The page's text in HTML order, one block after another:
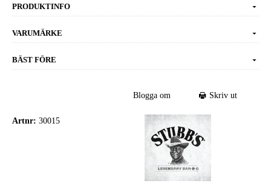
PRODUKTINFO
VARUMÄRKE
BÄST FÖRE
Blogga om Skriv ut
Artnr: 30015